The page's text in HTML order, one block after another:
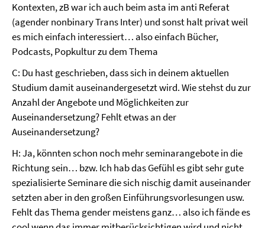
Kontexten, zB war ich auch beim asta im anti Referat
(agender nonbinary Trans Inter) und sonst halt privat weil
es mich einfach interessiert… also einfach Bücher,
Podcasts, Popkultur zu dem Thema
C: Du hast geschrieben, dass sich in deinem aktuellen
Studium damit auseinandergesetzt wird. Wie stehst du zur
Anzahl der Angebote und Möglichkeiten zur
Auseinandersetzung? Fehlt etwas an der
Auseinandersetzung?
H: Ja, könnten schon noch mehr seminarangebote in die
Richtung sein… bzw. Ich hab das Gefühl es gibt sehr gute
spezialisierte Seminare die sich nischig damit auseinander
setzten aber in den großen Einführungsvorlesungen usw.
Fehlt das Thema gender meistens ganz… also ich fände es